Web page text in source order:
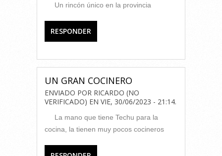
Un rincón único en la provincia
RESPONDER
UN GRAN COCINERO
ENVIADO POR RICARDO (NO
VERIFICADO) EN VIE, 30/06/2023 - 21:14.
La mano que tiene Techu para la
cocina, la tienen muy pocos cocineros